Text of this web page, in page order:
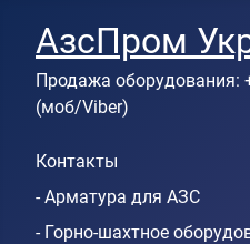
АзсПром
Продажа оборудования:
(моб/Viber)
Контакты
- Арматура для АЗС
- Горно-шахтное